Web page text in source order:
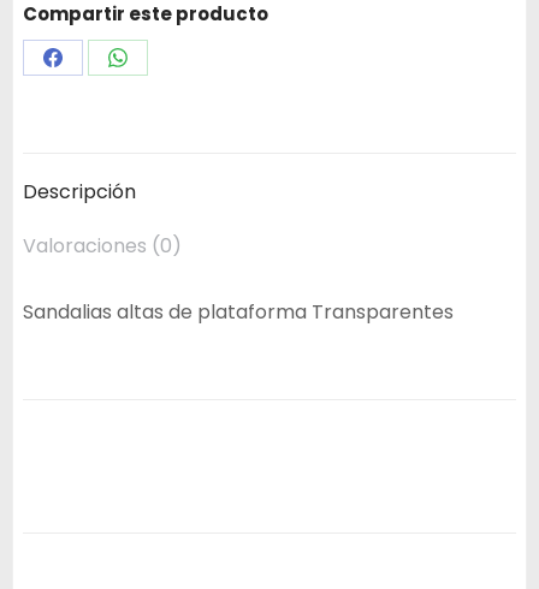
Compartir este producto
Share Share
Descripción
Valoraciones (0)
Sandalias altas de plataforma Transparentes